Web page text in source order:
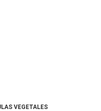
VEGETALES